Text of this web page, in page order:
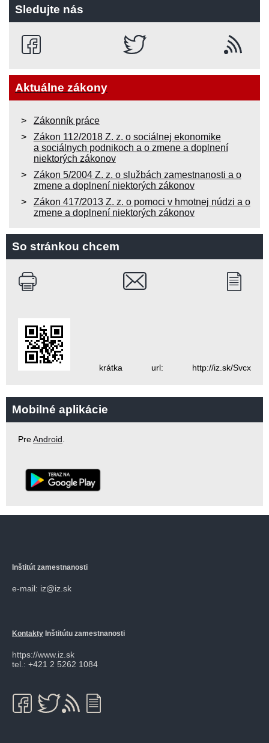
Sledujte nás
Aktuálne zákony
Zákonník práce
Zákon 112/2018 Z. z. o sociálnej ekonomike
a sociálnych podnikoch a o zmene a doplnení
niektorých zákonov
Zákon 5/2004 Z. z. o službách zamestnanosti a o
zmene a doplnení niektorých zákonov
Zákon 417/2013 Z. z. o pomoci v hmotnej núdzi a o
zmene a doplnení niektorých zákonov
So stránkou chcem
krátka url: http://iz.sk/Svcx
Mobilné aplikácie
PreAndroid.
Inštitút zamestnanosti
e-mail: iz@iz.sk
Kontakty Inštitútu zamestnanosti
https://www.iz.sk
tel.: +421 2 5262 1084